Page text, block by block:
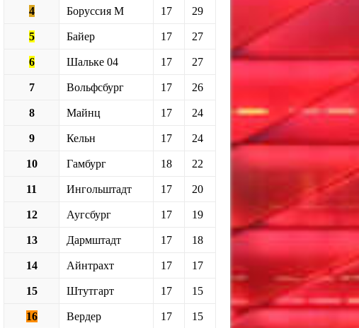
4 Боруссия М 17 29
5 Байер 17 27
6 Шальке 04 17 27
7 Вольфсбург 17 26
8 Майнц 17 24
9 Кельн 17 24
10 Гамбург 18 22
11 Ингольштадт 17 20
12 Аугсбург 17 19
13 Дармштадт 17 18
14 Айнтрахт 17 17
15 Штутгарт 17 15
16 Вердер 17 15